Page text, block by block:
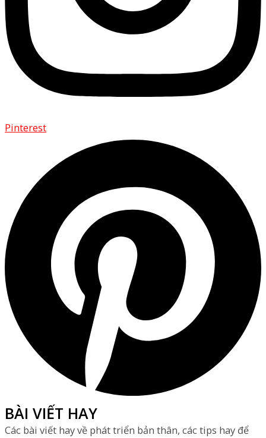
Pinterest
BÀI VIẾT HAY
Các bài viết hay về phát triển bản thân, các tips hay để